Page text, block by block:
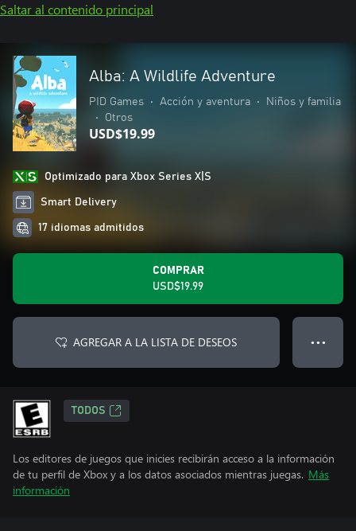
Saltar al contenido principal
Alba: A Wildlife Adventure
PID Games • Acción y aventura •
Niños y familia
•
Otros
USD$19.99
Optimizado para Xbox Series X|S
Smart Delivery
17 idiomas admitidos
COMPRAR
USD$19.99
AGREGAR A LA LISTA DE DESEOS ● ● ●
TODOS
Los editores de juegos que inicies recibirán acceso a la información
de tu perfil de Xbox y a los datos asociados mientras juegas. Más
información